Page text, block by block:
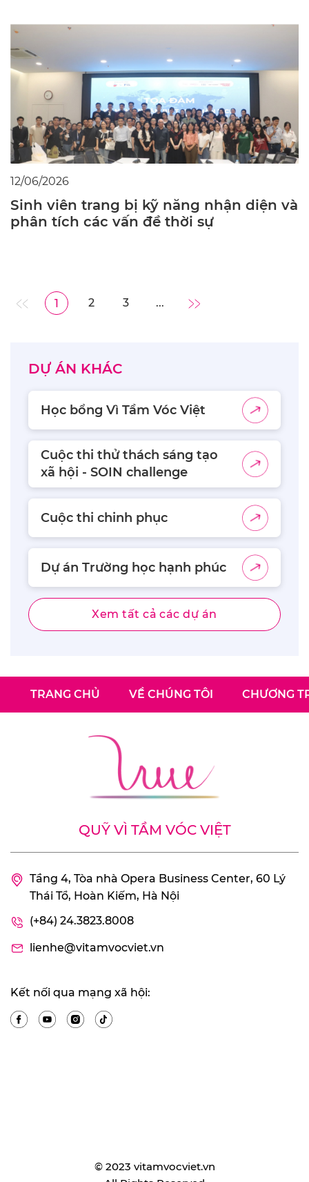
12/06/2026
Sinh viên trang bị kỹ năng nhận diện và
phân tích các vấn đề thời sự
1 2 3 ...
DỰ ÁN KHÁC
Học bổng Vì Tầm Vóc Việt
Cuộc thi thử thách sáng tạo
xã hội - SOIN challenge
Cuộc thi chinh phục
Dự án Trường học hạnh phúc
Xem tất cả các dự án
TRANG CHỦ VỀ CHÚNG TÔI CHƯƠNG
QUỸ VÌ TẦM VÓC VIỆT
Tầng 4, Tòa nhà Opera Business Center, 60 Lý
Thái Tổ, Hoàn Kiếm, Hà Nội
(+84) 24.3823.8008
lienhe@vitamvocviet.vn
Kết nối qua mạng xã hội:
© 2023 vitamvocviet.vn